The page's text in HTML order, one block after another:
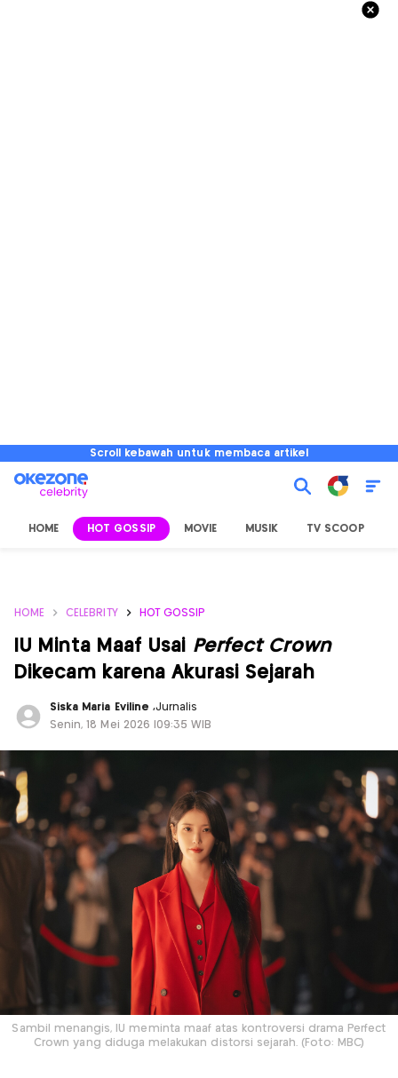
Scroll kebawah untuk membaca artikel
HOME HOT GOSSIP MOVIE MUSIK TV SCOOP
HOME CELEBRITY HOT GOSSIP
IU Minta Maaf Usai Perfect Crown
Dikecam karena Akurasi Sejarah
Siska Maria Eviline ,Jurnalis
Senin, 18 Mei 2026 |09:35 WIB
Sambil menangis, IU meminta maaf atas kontroversi drama Perfect
Crown yang diduga melakukan distorsi sejarah. (Foto: MBC)